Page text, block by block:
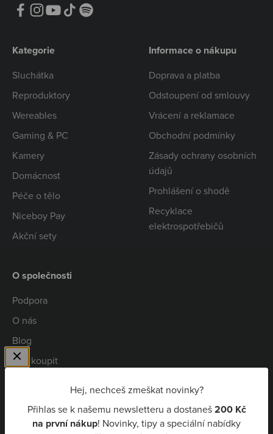
Hej, nechceš zmeškat novinky?
Přihlas se k našemu newsletteru a dostaneš200 Kč
na první nákup! Novinky, tipy a speciální nabídky
Kategorie
Sluchátka
Reproduktory
Wereables
Gaming & PC
Kamery
Domácnost
Péče o tělo
Niceboy Pay
Akční sety
Informace o nákupu
Doprava a platba
Odstoupení od smlouvy
Vrácení a reklamace
Obchodní podmínky
Zásady ochrany osobních
údajů
Prohlášení o shodě
Recyklace
elektrospotřebičů
O společnosti
Podpora
O nás
Blog
Kde koupit
Niceboy Pay